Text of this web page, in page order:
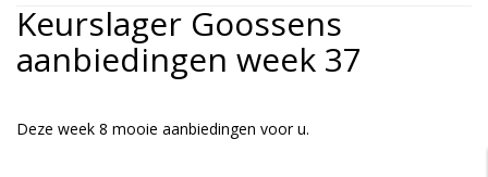
Keurslager Goossens
aanbiedingen week 37
Deze week 8 mooie aanbiedingen voor u.